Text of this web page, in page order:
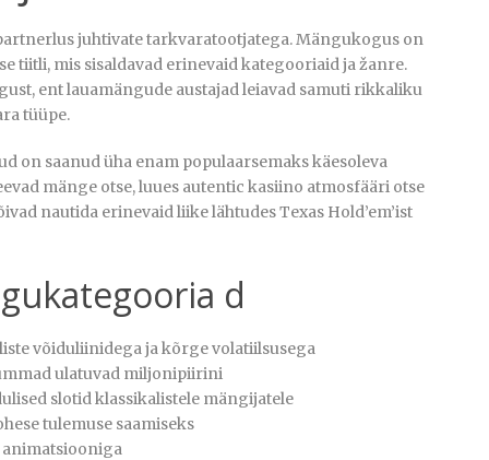
juhtivate tarkvaratootjatega. Mängukogus on
tiitli, mis sisaldavad erinevaid kategooriaid ja žanre.
ent lauamängude austajad leiavad samuti rikkaliku
tüüpe.
on saanud üha enam populaarsemaks käesoleva
mänge otse, luues autentic kasiino atmosfääri otse
nautida erinevaid liike lähtudes Texas Hold’em’ist
d
võiduliinidega ja kõrge volatiilsusega
ulatuvad miljonipiirini
slotid klassikalistele mängijatele
tulemuse saamiseks